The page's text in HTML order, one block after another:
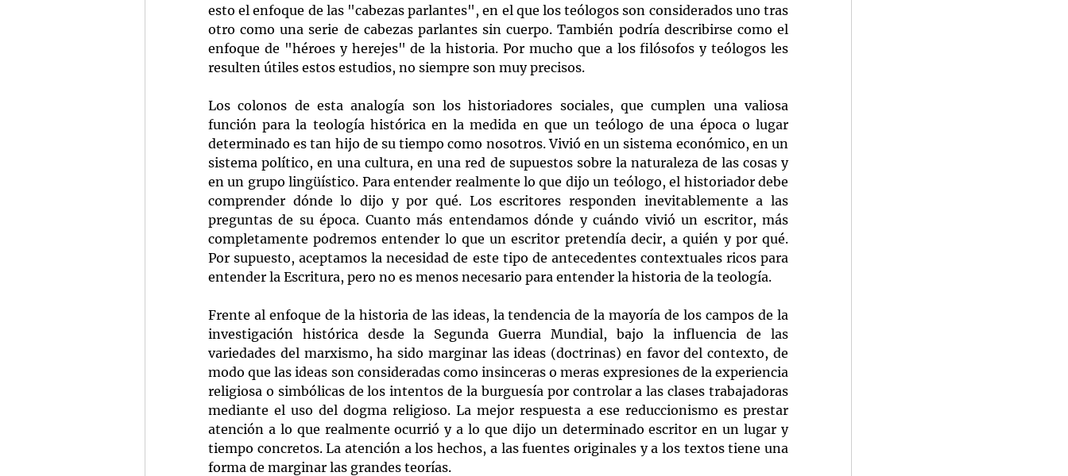
esto el enfoque de las "cabezas parlantes", en el que los teólogos son considerados uno tras
otro como una serie de cabezas parlantes sin cuerpo. También podría describirse como el
enfoque de "héroes y herejes" de la historia. Por mucho que a los filósofos y teólogos les
resulten útiles estos estudios, no siempre son muy precisos.
Los colonos de esta analogía son los historiadores sociales, que cumplen una valiosa
función para la teología histórica en la medida en que un teólogo de una época o lugar
determinado es tan hijo de su tiempo como nosotros. Vivió en un sistema económico, en un
sistema político, en una cultura, en una red de supuestos sobre la naturaleza de las cosas y
en un grupo lingüístico. Para entender realmente lo que dijo un teólogo, el historiador debe
comprender dónde lo dijo y por qué. Los escritores responden inevitablemente a las
preguntas de su época. Cuanto más entendamos dónde y cuándo vivió un escritor, más
completamente podremos entender lo que un escritor pretendía decir, a quién y por qué.
Por supuesto, aceptamos la necesidad de este tipo de antecedentes contextuales ricos para
entender la Escritura, pero no es menos necesario para entender la historia de la teología.
Frente al enfoque de la historia de las ideas, la tendencia de la mayoría de los campos de la
investigación histórica desde la Segunda Guerra Mundial, bajo la influencia de las
variedades del marxismo, ha sido marginar las ideas (doctrinas) en favor del contexto, de
modo que las ideas son consideradas como insinceras o meras expresiones de la experiencia
religiosa o simbólicas de los intentos de la burguesía por controlar a las clases trabajadoras
mediante el uso del dogma religioso. La mejor respuesta a ese reduccionismo es prestar
atención a lo que realmente ocurrió y a lo que dijo un determinado escritor en un lugar y
tiempo concretos. La atención a los hechos, a las fuentes originales y a los textos tiene una
forma de marginar las grandes teorías.